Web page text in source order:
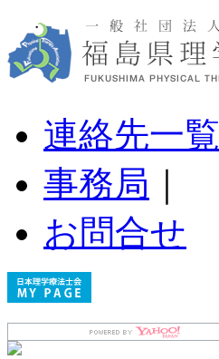
連絡先一覧
事務局
お問合せ